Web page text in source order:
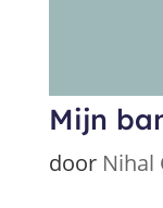
Mijn
door Nihal